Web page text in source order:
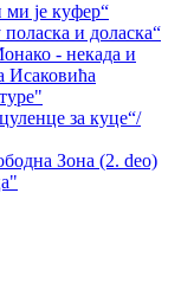
је куфер“
и доласка“
- некада и
Исаковића
за куце“/
Зона (2. deo)